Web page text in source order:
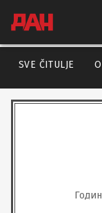
SVE ČITULJE